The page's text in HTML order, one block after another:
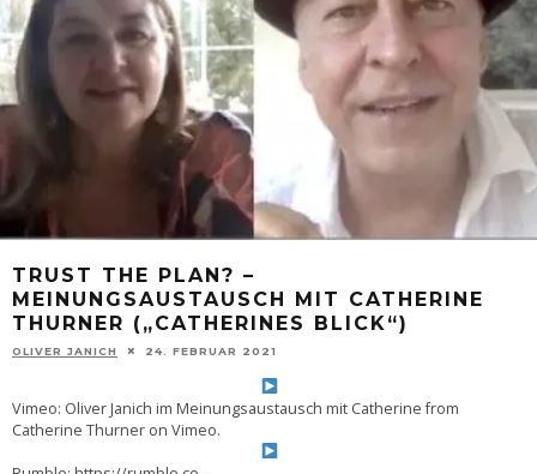
TRUST THE PLAN? –
MEINUNGSAUSTAUSCH MIT CATHERINE
THURNER („CATHERINES BLICK“)
OLIVER JANICH 24. FEBRUAR 2021
Vimeo: Oliver Janich im Meinungsaustausch mit Catherine from
Catherine Thurner on Vimeo.